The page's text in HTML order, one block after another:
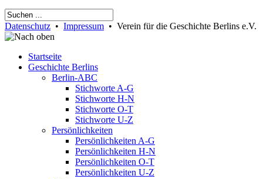
Datenschutz • Impressum • Verein für die Geschichte Berlins e.V.
Startseite
Geschichte Berlins
Berlin-ABC
Stichworte A-G
Stichworte H-N
Stichworte O-T
Stichworte U-Z
Persönlichkeiten
Persönlichkeiten A-G
Persönlichkeiten H-N
Persönlichkeiten O-T
Persönlichkeiten U-Z